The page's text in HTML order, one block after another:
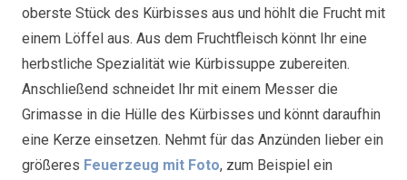
oberste Stück des Kürbisses aus und höhlt die Frucht mit
einem Löffel aus. Aus dem Fruchtfleisch könnt Ihr eine
herbstliche Spezialität wie Kürbissuppe zubereiten.
Anschließend schneidet Ihr mit einem Messer die
Grimasse in die Hülle des Kürbisses und könnt daraufhin
eine Kerze einsetzen. Nehmt für das Anzünden lieber ein
größeres Feuerzeug mit Foto, zum Beispiel ein